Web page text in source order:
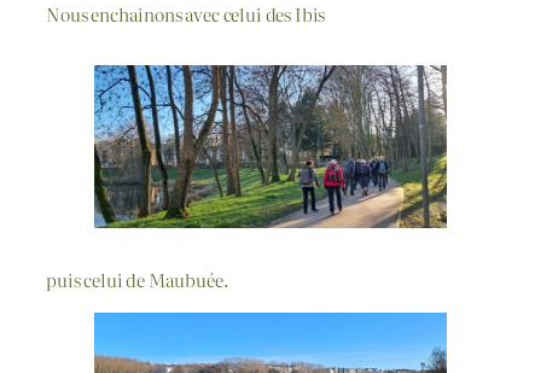
Nous enchainons avec celui des Ibis
puis celui de Maubuée.